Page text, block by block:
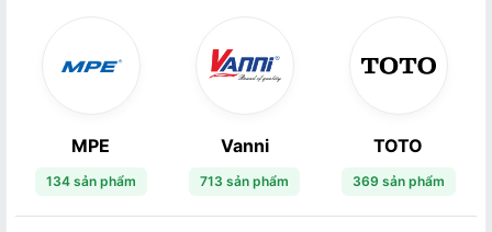
MPE
134 sản phẩm
Vanni
713 sản phẩm
TOTO
369 sản phẩm